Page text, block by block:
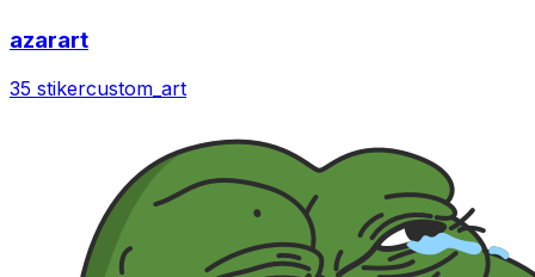
azarart
35 stikercustom_art